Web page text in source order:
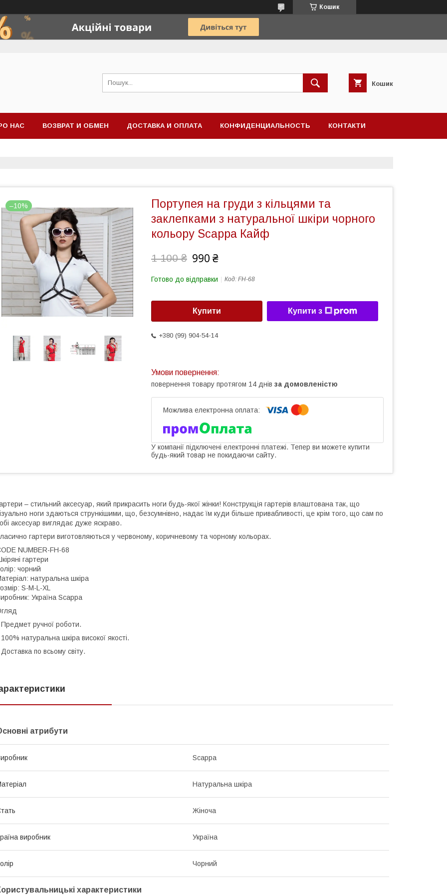
Кошик
Кошик
НАС ВОЗВРАТ И ОБМЕН ДОСТАВКА И ОПЛАТА КОНФИДЕНЦИАЛЬНОСТЬ КОНТАКТИ
–10%
Портупея на груди з кільцями та
заклепками з натуральної шкіри чорного
кольору Scappa Кайф
1 100 ₴ 990 ₴
Готово до відправки Код: FH-68
Купити Купити з
+380 (99) 904-54-14
повернення товару протягом 14 днів за домовленістю
У компанії підключені електронні платежі. Тепер ви можете купити
будь-який товар не покидаючи сайту.
– стильний аксесуар, який прикрасить ноги будь-якої жінки! Конструкція гартерів влаштована так, що
ноги здаються стрункішими, що, безсумнівно, надає їм куди більше привабливості, це крім того, що сам по
аксесуар виглядає дуже яскраво.
гартери виготовляються у червоному, коричневому та чорному кольорах.
NUMBER-FH-68
гартери
чорний
натуральна шкіра
S-M-L-XL
Україна Scappa
Предмет ручної роботи.
100% натуральна шкіра високої якості.
Доставка по всьому світу.
атрибути
Scappa
Натуральна шкіра
Жіноча
виробник Україна
Чорний
характеристики